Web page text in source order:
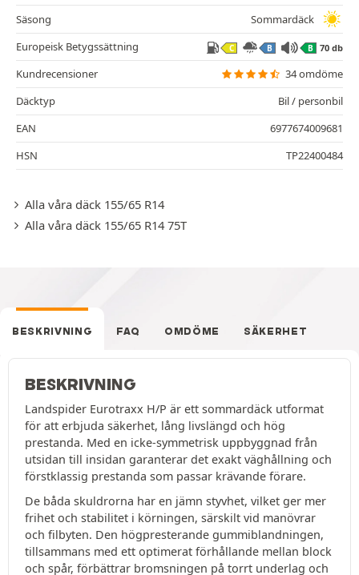
Säsong
Sommardäck
Europeisk Betygssättning
C B B 70 db
Kundrecensioner
34 omdöme
Däcktyp
Bil / personbil
EAN
6977674009681
HSN
TP22400484
Alla våra däck 155/65 R14
Alla våra däck 155/65 R14 75T
BESKRIVNING FAQ OMDÖME SÄKERHET
BESKRIVNING
Landspider Eurotraxx H/P är ett sommardäck utformat
för att erbjuda säkerhet, lång livslängd och hög
prestanda. Med en icke-symmetrisk uppbyggnad från
utsidan till insidan garanterar det exakt väghållning och
förstklassig prestanda som passar krävande förare.
De båda skuldrorna har en jämn styvhet, vilket ger mer
frihet och stabilitet i körningen, särskilt vid manövrar
och filbyten. Den högpresterande gummiblandningen,
tillsammans med ett optimerat förhållande mellan block
och spår, förbättrar bromsningen på torrt underlag och